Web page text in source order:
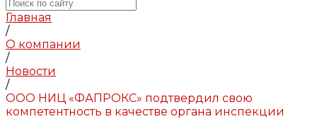
Главная
/
О компании
/
Новости
/
ООО НИЦ «ФАПРОКС» подтвердил свою
компетентность в качестве органа инспекции